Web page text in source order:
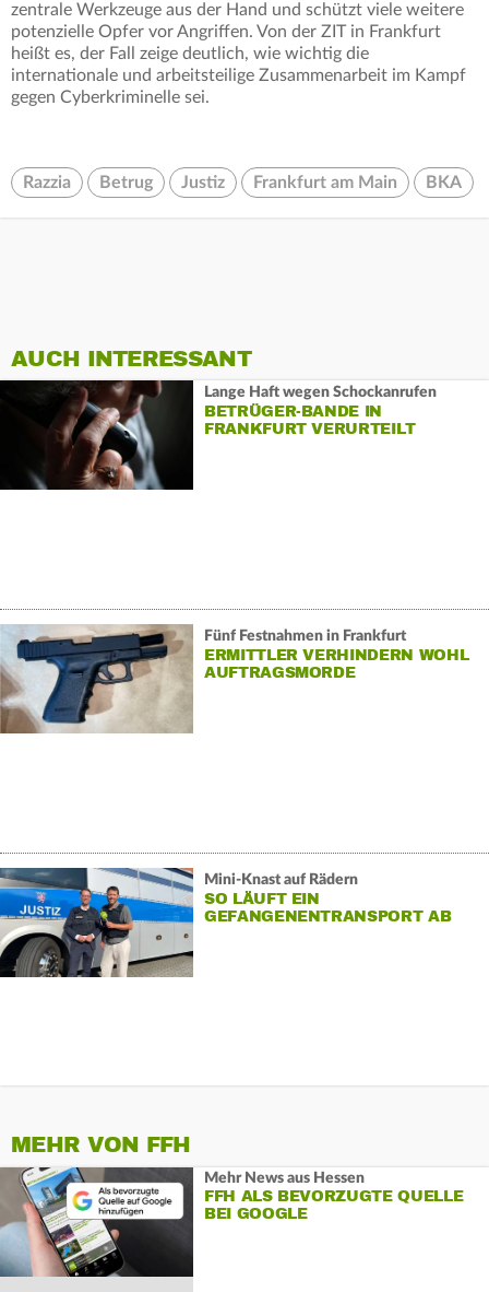
zentrale Werkzeuge aus der Hand und schützt viele weitere
potenzielle Opfer vor Angriffen. Von der ZIT in Frankfurt
heißt es, der Fall zeige deutlich, wie wichtig die
internationale und arbeitsteilige Zusammenarbeit im Kampf
gegen Cyberkriminelle sei.
Razzia Betrug Justiz Frankfurt am Main BKA
AUCH INTERESSANT
Lange Haft wegen Schockanrufen
BETRÜGER-BANDE IN
FRANKFURT VERURTEILT
Fünf Festnahmen in Frankfurt
ERMITTLER VERHINDERN WOHL
AUFTRAGSMORDE
Mini-Knast auf Rädern
SO LÄUFT EIN
GEFANGENENTRANSPORT AB
MEHR VON FFH
Mehr News aus Hessen
FFH ALS BEVORZUGTE QUELLE
BEI GOOGLE